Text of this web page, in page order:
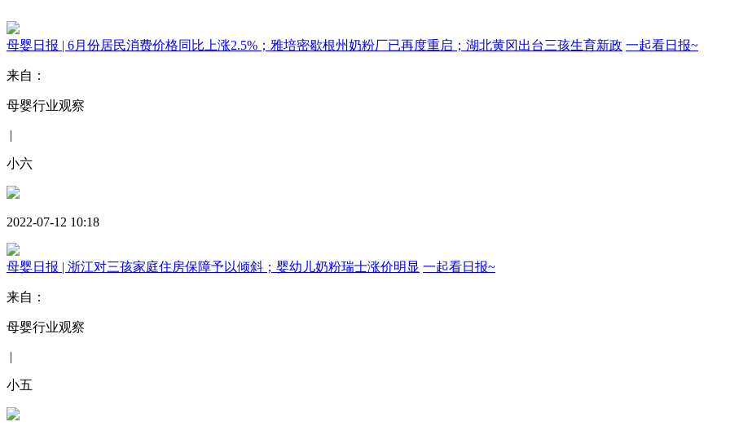
母婴日报 | ​6月份居民消费价格同比上涨2.5%；雅培密歇根州奶粉厂已再度重启；湖北黄冈出台三孩生育新政 一起看日报~
来自：
母婴行业观察
|
小六
2022-07-12 10:18
母婴日报 | ​浙江对三孩家庭住房保障予以倾斜；婴幼儿奶粉瑞士涨价明显 一起看日报~
来自：
母婴行业观察
|
小五